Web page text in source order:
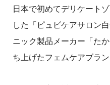
日本で初めてデリケート
した「ピュビケアサロン
ニック製品メーカー「た
ち上げたフェムケアブラン